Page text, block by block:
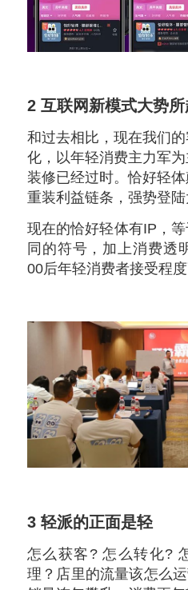
2 互联网新模式大势所
和过去相比，现在我们
化，以年轻消费主力军
装修已经过时。恰好轻
重装利益链条，强势登陆
现在的恰好轻体有IP，
同的符号，加上消费透
00后年轻消费者接受程度
3 轻派的正面是轻
怎么获客? 怎么转化?
理？店里的流量该怎么